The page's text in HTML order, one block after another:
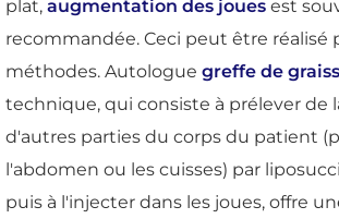
plat, augmentation des joues est
recommandée. Ceci peut être réalisé
méthodes. Autologue greffe de
technique, qui consiste à prélever de
d'autres parties du corps du patient
l'abdomen ou les cuisses) par
puis à l'injecter dans les joues, offre